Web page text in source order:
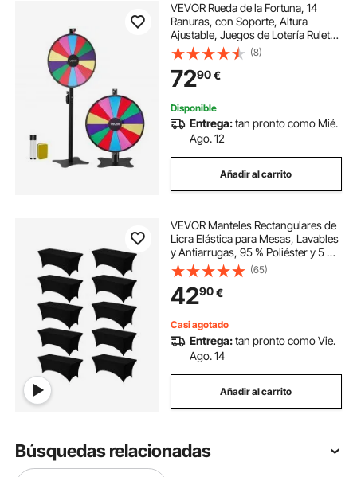
VEVOR Rueda de la Fortuna, 14
Ranuras, con Soporte, Altura
Ajustable, Juegos de Lotería Ruleta
Ganadora con Borrador de Pizarra,
2 Marcadores, 6 Colores, para
Fiestas, Ferias, 605 x 300 x 1510
mm
(8)
7290€
Disponible
Entrega:tan pronto como Mié.
Ago. 12
Añadir al carrito
VEVOR Manteles Rectangulares de
Licra Elástica para Mesas, Lavables
y Antiarrugas, 95 % Poliéster y 5 %
Elastano, para Fiestas, Bodas,
Banquetes y Festivales, Negro, 10
uds, 183 x 76 x 76 cm
(65)
4290€
Casi agotado
Entrega:tan pronto como Vie.
Ago. 14
Añadir al carrito
Búsquedas relacionadas